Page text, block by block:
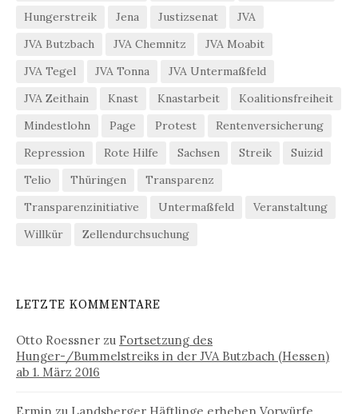
Hungerstreik
Jena Justizsenat
JVA
JVA Butzbach
JVA Chemnitz
JVA Moabit
JVA Tegel
JVA Tonna
JVA Untermaßfeld
JVA Zeithain
Knast Knastarbeit
Koalitionsfreiheit
Mindestlohn
Page Protest
Rentenversicherung
Repression
Rote Hilfe Sachsen Streik
Suizid
Telio
Thüringen
Transparenz
Transparenzinitiative
Untermaßfeld
Veranstaltung
Willkür
Zellendurchsuchung
LETZTE KOMMENTARE
Otto Roessner zu Fortsetzung des
Hunger-/Bummelstreiks in der JVA Butzbach (Hessen)
ab 1. März 2016